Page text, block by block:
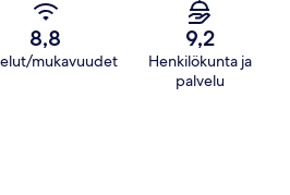
8,8
mukavuudet
9,2
Henkilökunta ja
palvelu